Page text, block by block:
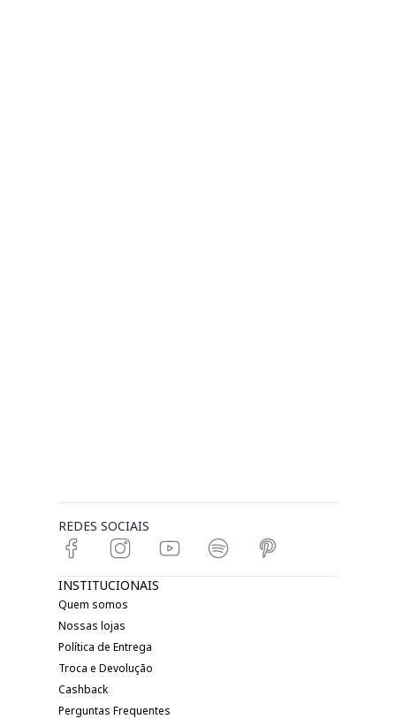
REDES SOCIAIS
INSTITUCIONAIS
Quem somos
Nossas lojas
Política de Entrega
Troca e Devolução
Cashback
Perguntas Frequentes